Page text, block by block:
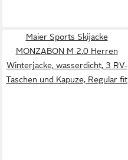
Maier Sports Skijacke
MONZABON M 2.0 Herren
Winterjacke, wasserdicht, 3 RV-
Taschen und Kapuze, Regular fit